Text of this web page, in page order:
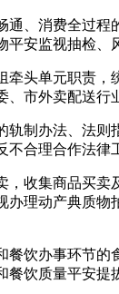
消费全过程
安监视抽检
单元职责，
市外卖配送行
办法、法则
合理合作法律
集商品买卖
理动产典质
办事环节的
饮质量平安提